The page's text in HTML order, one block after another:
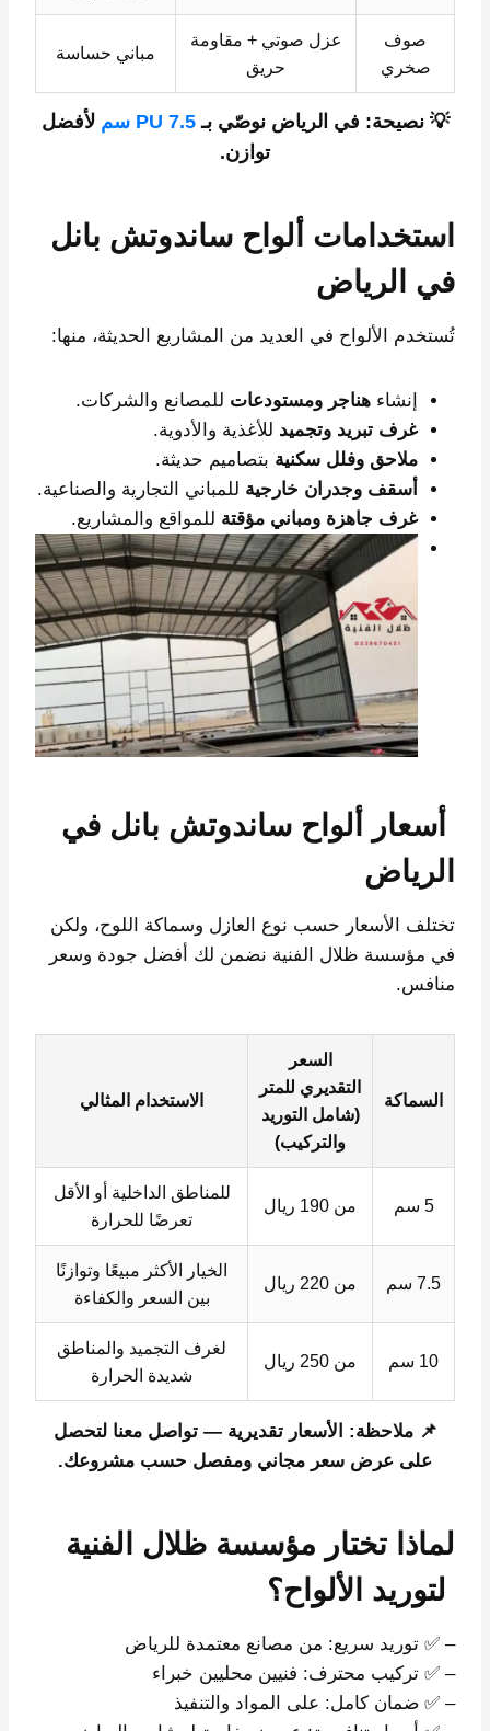
صوف
صخري
عزل صوتي + مقاومة
حريق
مباني حساسة
💡 نصيحة: في الرياض نوصّي بـPU 7.5 سم
لأفضل
توازن.
استخدامات ألواح ساندوتش بانل
في الرياض
تُستخدم الألواح في العديد من المشاريع الحديثة، منها:
إنشاء هناجر ومستودعات للمصانع والشركات.
غرف تبريد وتجميد للأغذية والأدوية.
ملاحق وفلل سكنية بتصاميم حديثة.
أسقف وجدران خارجية للمباني التجارية والصناعية.
غرف جاهزة ومباني مؤقتة للمواقع والمشاريع.
أسعار ألواح ساندوتش بانل في
الرياض
تختلف الأسعار حسب نوع العازل وسماكة اللوح، ولكن
في مؤسسة ظلال الفنية نضمن لك أفضل جودة وسعر
منافس.
السماكة
السعر
التقديري للمتر
(شامل التوريد
والتركيب)
الاستخدام المثالي
5 سم من 190 ريال
للمناطق الداخلية أو الأقل
تعرضًا للحرارة
7.5 سم من 220 ريال
الخيار الأكثر مبيعًا وتوازنًا
بين السعر والكفاءة
10 سم من 250 ريال
لغرف التجميد والمناطق
شديدة الحرارة
📌 ملاحظة: الأسعار تقديرية — تواصل معنا لتحصل
على عرض سعر مجاني ومفصل حسب مشروعك.
لماذا تختار مؤسسة ظلال الفنية
لتوريد الألواح؟
– ✅ توريد سريع: من مصانع معتمدة للرياض
– ✅ تركيب محترف: فنيين محليين خبراء
– ✅ ضمان كامل: على المواد والتنفيذ